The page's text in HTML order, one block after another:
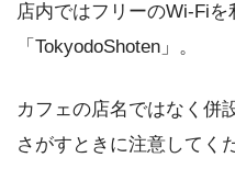
店内ではフリーのWi-Fi
「TokyodoShoten」。
カフェの店名ではなく併
さがすときに注意してく